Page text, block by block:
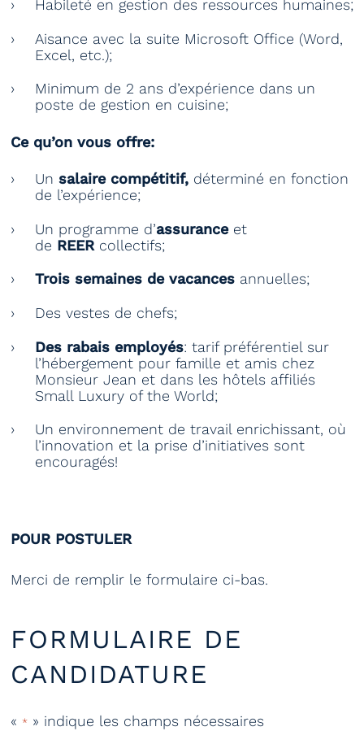
Habileté en gestion des ressources humaines;
Aisance avec la suite Microsoft Office (Word,
Excel, etc.);
Minimum de 2 ans d’expérience dans un
poste de gestion en cuisine;
Ce qu’on vous offre:
Un salaire compétitif, déterminé en fonction
de l’expérience;
Un programme d’assuranceet
de REER collectifs;
Trois semaines de vacances annuelles;
Des vestes de chefs;
Des rabais employés: tarif préférentiel sur
l’hébergement pour famille et amis chez
Monsieur Jean et dans les hôtels affiliés
Small Luxury of the World;
Un environnement de travail enrichissant, où
l’innovation et la prise d’initiatives sont
encouragés!
POUR POSTULER
Merci de remplir le formulaire ci-bas.
FORMULAIRE DE
CANDIDATURE
« * » indique les champs nécessaires